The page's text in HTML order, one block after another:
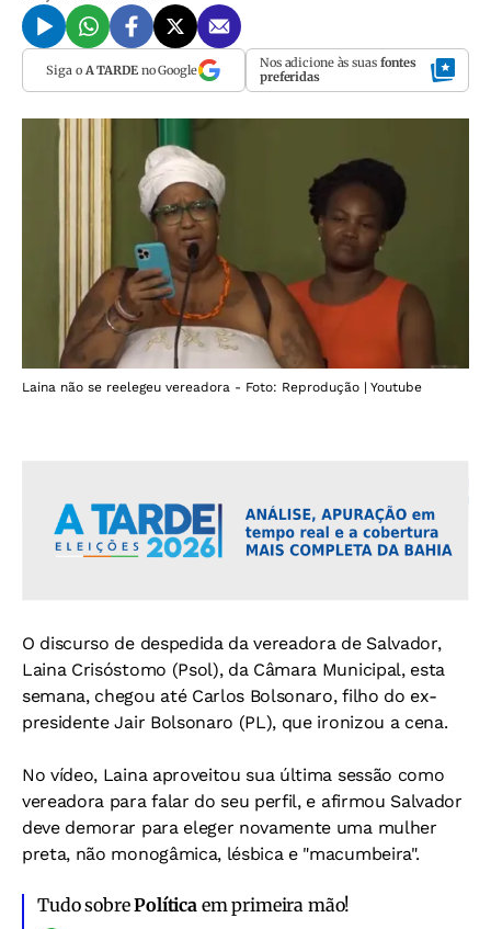
Siga o A TARDEno Google Nos adicione às suas fontes
preferidas
Laina não se reelegeu vereadora - Foto: Reprodução | Youtube
O discurso de despedida da vereadora de Salvador,
Laina Crisóstomo (Psol), da Câmara Municipal, esta
semana, chegou até Carlos Bolsonaro, filho do ex-
presidente Jair Bolsonaro (PL), que ironizou a cena.
No vídeo, Laina aproveitou sua última sessão como
vereadora para falar do seu perfil, e afirmou Salvador
deve demorar para eleger novamente uma mulher
preta, não monogâmica, lésbica e "macumbeira".
Tudo sobrePolíticaem primeira mão!